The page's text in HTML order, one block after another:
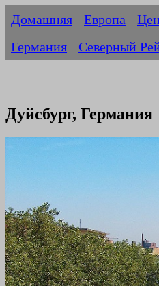
Домашняя Европа
Германия
Северный
Дуйсбург, Германия